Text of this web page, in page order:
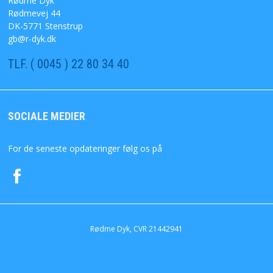
SØGNING
DIN KONTO
FAVORIT
KONTAKT OS
Rødmevej 44
DK-5771 Stenstrup
gb@r-dyk.dk
TLF. ( 0045 ) 22 80 34 40
SOCIALE MEDIER
For de seneste opdateringer følg os på
Rødme Dyk, CVR 21442941